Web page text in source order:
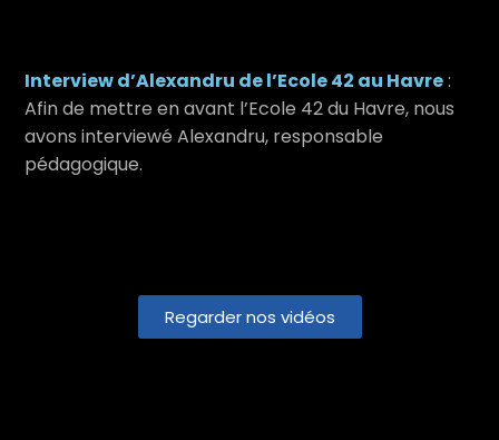
Interview d’Alexandru de l’Ecole 42 au Havre:
Afin de mettre en avant l’Ecole 42 du Havre, nous
avons interviewé Alexandru, responsable
pédagogique.
Regarder nos vidéos